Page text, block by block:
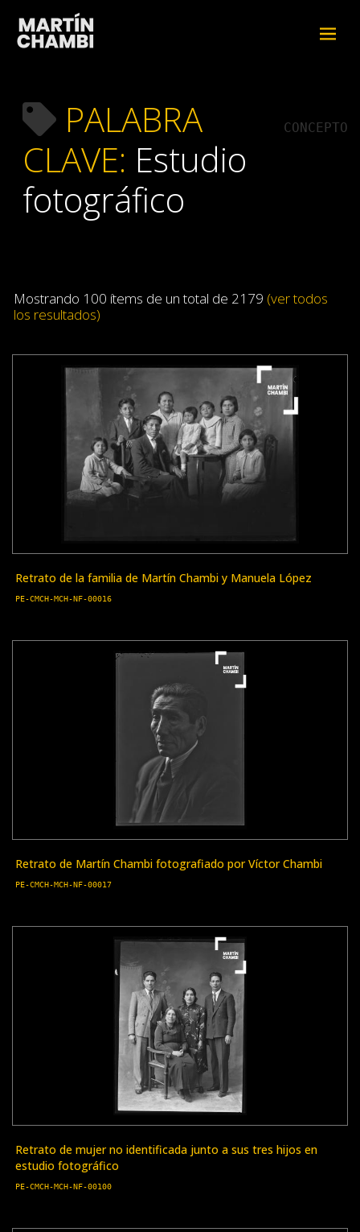
PALABRA
CLAVE: Estudio
fotográfico
CONCEPTO
Mostrando 100 ítems de un total de 2179 (ver todos
los resultados)
Retrato de la familia de Martín Chambi y Manuela López
PE-CMCH-MCH-NF-00016
Retrato de Martín Chambi fotografiado por Víctor Chambi
PE-CMCH-MCH-NF-00017
Retrato de mujer no identificada junto a sus tres hijos en
estudio fotográfico
PE-CMCH-MCH-NF-00100